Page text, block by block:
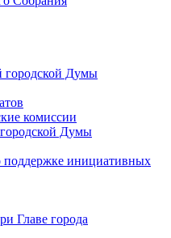
городской Думы
комиссии
Думы
поддержке инициативных
Главе города